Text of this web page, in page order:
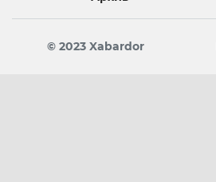
© 2023 Xabardor